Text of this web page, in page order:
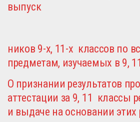
выпуск
ников 9-х, 11-х классов по
предметам, изучаемых в 9,
О признании результатов
аттестации за 9, 11 классы
и выдаче на основании этих